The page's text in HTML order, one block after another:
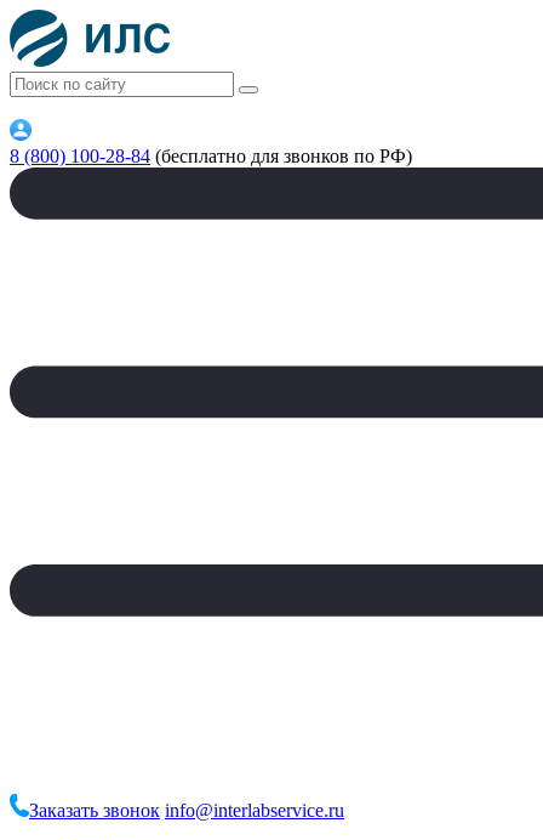
8 (800) 100-28-84 (бесплатно для звонков по РФ)
Заказать звонок info@interlabservice.ru